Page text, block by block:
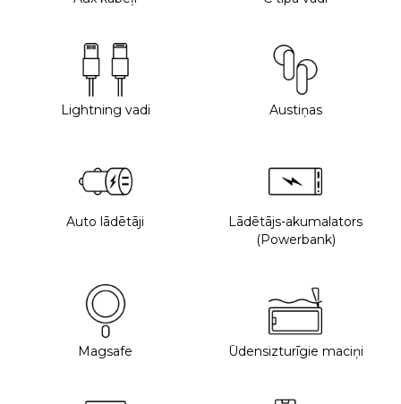
Lightning vadi Austiņas
Auto lādētāji
Lādētājs-akumalators
(Powerbank)
Magsafe Ūdensizturīgie maciņi